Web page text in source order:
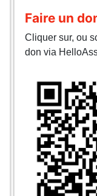
Faire un
Cliquer sur, ou
don via